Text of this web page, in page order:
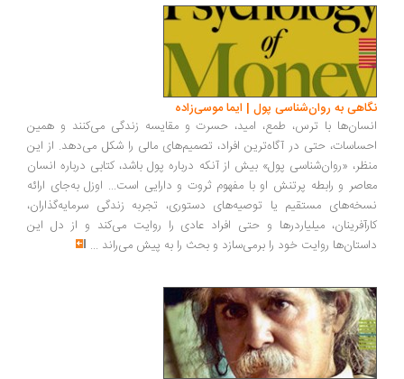
نگاهی به روان‌شناسی پول | ایما موسی‌زاده
انسان‌ها با ترس، طمع، امید، حسرت و مقایسه زندگی می‌کنند و همین
احساسات، حتی در آگاه‌ترین افراد، تصمیم‌های مالی را شکل می‌دهد. از این
منظر، «روان‌شناسی پول» بیش از آنکه درباره پول باشد، کتابی درباره انسان
معاصر و رابطه پرتنش او با مفهوم ثروت و دارایی است... اوزل به‌جای ارائه
نسخه‌های مستقیم یا توصیه‌های دستوری، تجربه زندگی سرمایه‌گذاران،
کارآفرینان، میلیاردرها و حتی افراد عادی را روایت می‌کند و از دل این
داستان‌ها روایت خود را برمی‌سازد و بحث را به پیش می‌راند ...